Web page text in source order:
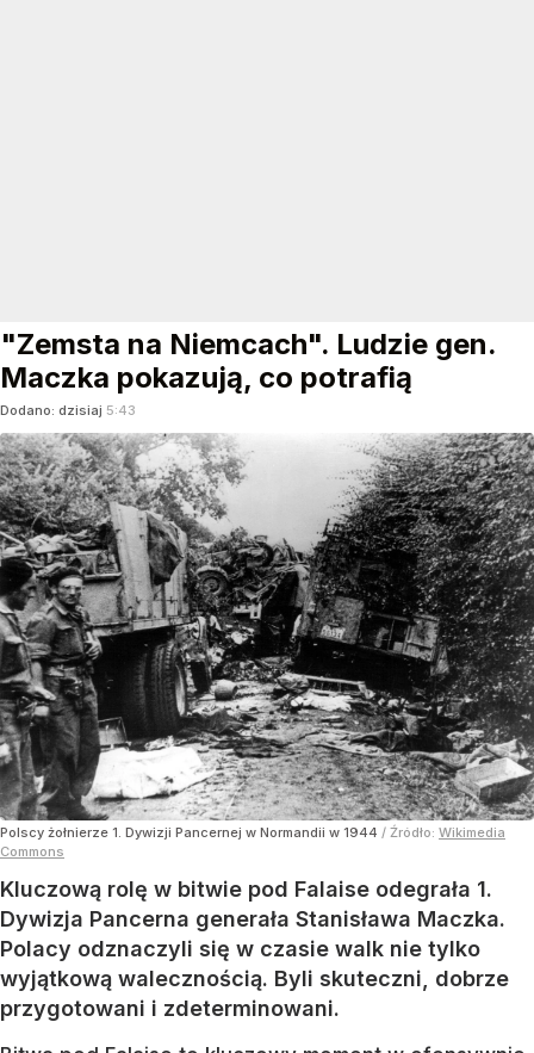
"Zemsta na Niemcach". Ludzie gen.
Maczka pokazują, co potrafią
Dodano: dzisiaj 5:43
Polscy żołnierze 1. Dywizji Pancernej w Normandii w 1944 / Źródło: Wikimedia
Commons
Kluczową rolę w bitwie pod Falaise odegrała 1.
Dywizja Pancerna generała Stanisława Maczka.
Polacy odznaczyli się w czasie walk nie tylko
wyjątkową walecznością. Byli skuteczni, dobrze
przygotowani i zdeterminowani.